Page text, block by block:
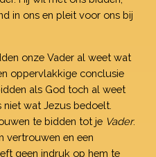
in ons en pleit voor ons bij
onze Vader al weet wat
oppervlakkige conclusie
als God toch al weet
niet wat Jezus bedoelt.
te bidden tot je Vader.
vertrouwen en een
geen indruk op hem te